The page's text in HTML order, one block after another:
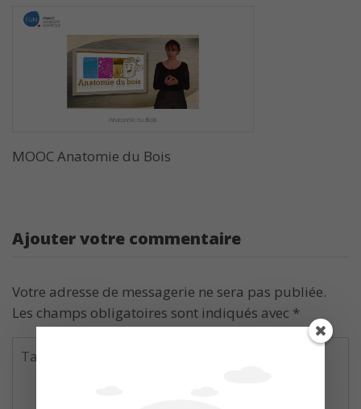
MOOC Anatomie du Bois
Ajouter votre commentaire
Votre adresse de messagerie ne sera pas publiée.
Les champs obligatoires sont indiqués avec *